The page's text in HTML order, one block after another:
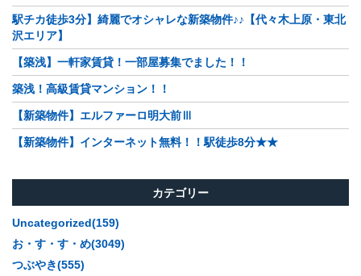
駅チカ徒歩3分】綺麗でオシャレな新築物件♪♪【代々木上原・東北
沢エリア】
【築浅】一軒家賃貸！一部屋募集でました！！
築浅！高級賃貸マンション！！
【新築物件】エルファーロ明大前Ⅲ
【新築物件】インターネット無料！！駅徒歩8分★★
カテゴリー
Uncategorized(159)
お・す・す・め(3049)
つぶやき(555)